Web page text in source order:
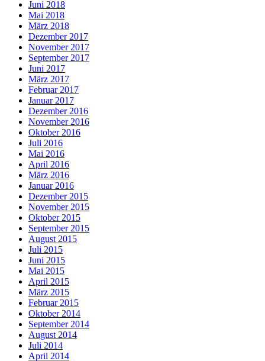
Juni 2018
Mai 2018
März 2018
Dezember 2017
November 2017
September 2017
Juni 2017
März 2017
Februar 2017
Januar 2017
Dezember 2016
November 2016
Oktober 2016
Juli 2016
Mai 2016
April 2016
März 2016
Januar 2016
Dezember 2015
November 2015
Oktober 2015
September 2015
August 2015
Juli 2015
Juni 2015
Mai 2015
April 2015
März 2015
Februar 2015
Oktober 2014
September 2014
August 2014
Juli 2014
April 2014